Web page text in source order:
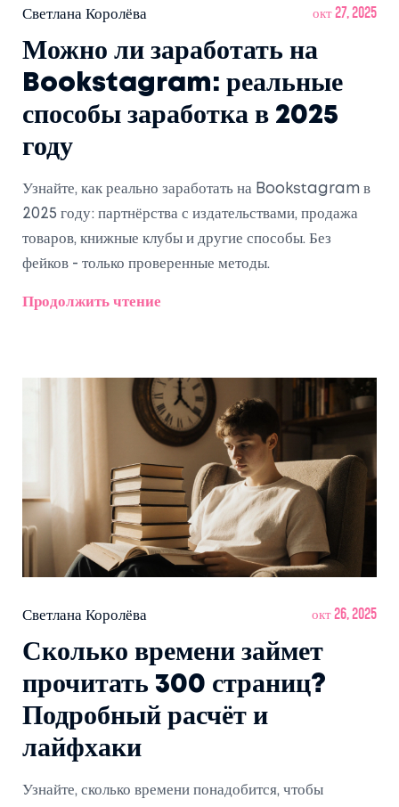
Светлана Королёва окт 27, 2025
Можно ли заработать на
Bookstagram: реальные
способы заработка в 2025
году
Узнайте, как реально заработать на Bookstagram в
2025 году: партнёрства с издательствами, продажа
товаров, книжные клубы и другие способы. Без
фейков - только проверенные методы.
Продолжить чтение
Светлана Королёва окт 26, 2025
Сколько времени займет
прочитать 300 страниц?
Подробный расчёт и
лайфхаки
Узнайте, сколько времени понадобится, чтобы